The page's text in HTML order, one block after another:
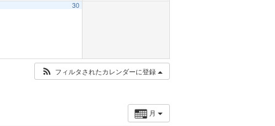
30
フィルタされたカレンダーに登録
月